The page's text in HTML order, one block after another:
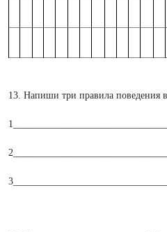
13. Напиши три правила поведения